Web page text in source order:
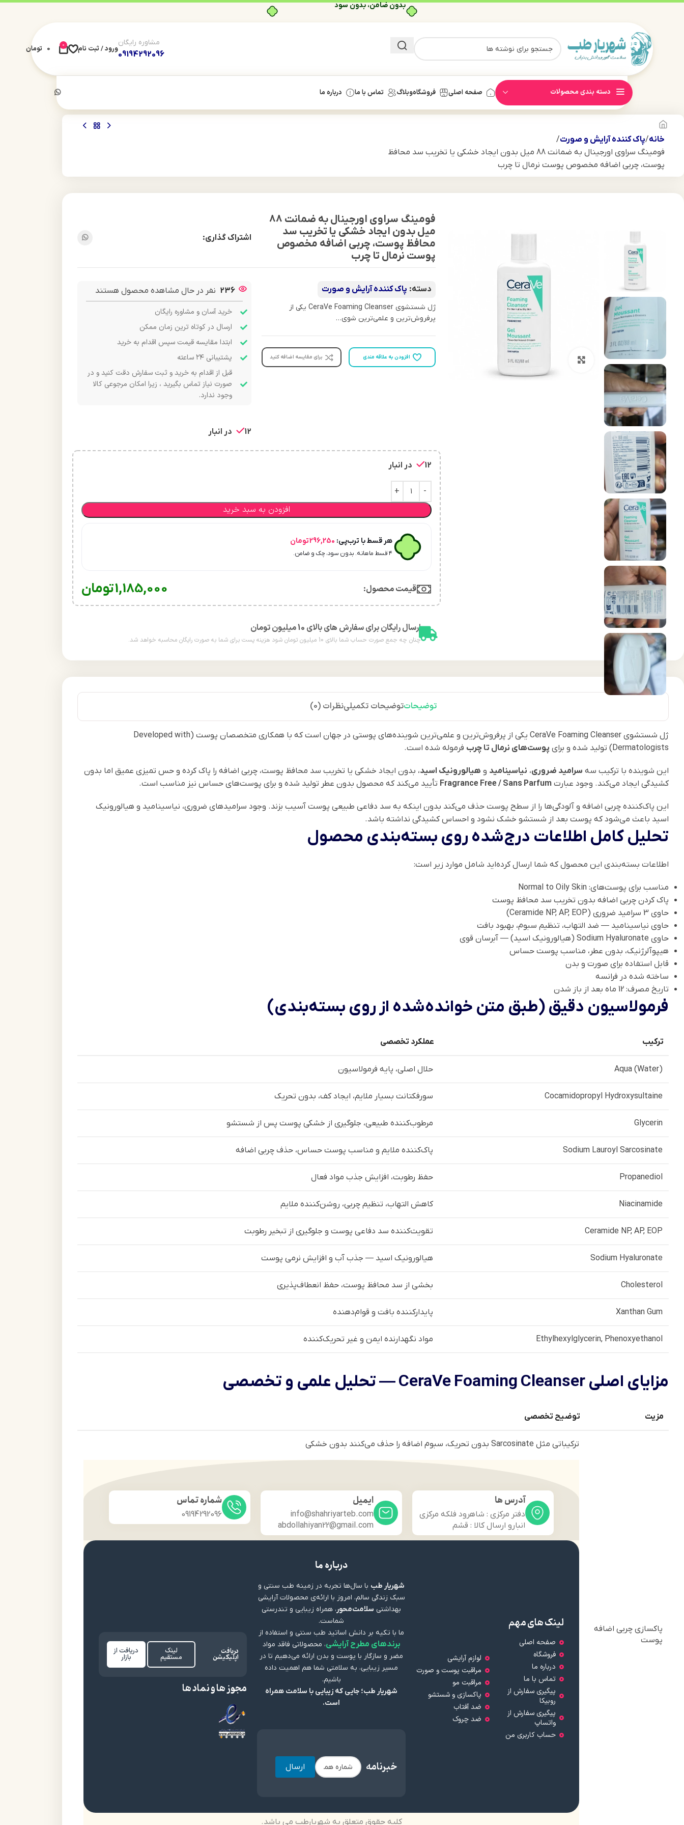
بدون ضامن، بدون سود
مشاوره رایگان
09194292096
ورود / ثبت نام 0
0 تومان
دسته بندی محصولات صفحه اصلی فروشگاهوبلاگ تماس با ما درباره ما
خانه پاک کننده آرایش و صورت
فومینگ سراوی اورجینال به ضمانت 88 میل بدون ایجاد خشکی یا تخریب سد محافظ
پوست، چربی اضافه مخصوص پوست نرمال تا چرب
بزرگنمایی تصویر
فومینگ سراوی اورجینال به ضمانت 88
میل بدون ایجاد خشکی یا تخریب سد
محافظ پوست، چربی اضافه مخصوص
پوست نرمال تا چرب
اشتراک گذاری:
دسته: پاک کننده آرایش و صورت
ژل شستشویCeraVe Foaming Cleanser یکی از
پرفروش‌ترین و علمی‌ترین شوی…
افزودن به علاقه مندی برای مقایسه اضافه کنید
236 نفر در حال مشاهده محصول هستند
خرید آسان و مشاوره رایگان
ارسال در کوتاه ترین زمان ممکن
ابتدا مقایسه قیمت سپس اقدام به خرید
پشتیبانی ۲۴ ساعته
قبل از اقدام به خرید و ثبت سفارش دقت کنید و در
صورت نیاز تماس بگیرید ، زیرا امکان مرجوعی کالا
وجود ندارد.
12 در انبار
12 در انبار
افزودن به سبد خرید
هر قسط با ترب‌پی: 296,250تومان
۴ قسط ماهانه. بدون سود، چک و ضامن.
قیمت محصول:​ 1,185,000تومان
ارسال رایگان برای سفارش های بالای 10 میلیون تومان
چنان چه جمع صورت حساب شما بالای 10 میلیون تومان شود هزینه پست برای شما به صورت رایگان محاسبه خواهد شد.
توضیحاتتوضیحات تکمیلینظرات (0)
ژل شستشوی CeraVe Foaming Cleanser
یکی از پرفروش‌ترین و علمی‌ترین شوینده‌های پوستی در جهان است که با همکاری متخصصان پوست (Developed with
Dermatologists) تولید شده و برای
پوست‌های نرمال تا چرب فرموله شده است.
این شوینده با ترکیب سه سرامید ضروری، نیاسینامید و هیالورونیک اسید، بدون ایجاد خشکی یا تخریب سد محافظ پوست، چربی اضافه را پاک کرده و حس تمیزی عمیق اما بدون
کشیدگی ایجاد می‌کند. وجود عبارت Fragrance Free / Sans Parfum تأیید می‌کند که محصول بدون عطر تولید شده و برای پوست‌های حساس نیز مناسب است.
این پاک‌کننده چربی اضافه و آلودگی‌ها را از سطح پوست حذف می‌کند بدون اینکه به سد دفاعی طبیعی پوست آسیب بزند. وجود سرامیدهای ضروری، نیاسینامید و هیالورونیک
اسید باعث می‌شود که پوست بعد از شستشو خشک نشود و احساس کشیدگی نداشته باشد.
تحلیل کامل اطلاعات درج‌شده روی بسته‌بندی محصول
اطلاعات بسته‌بندی این محصول که شما ارسال کرده‌اید شامل موارد زیر است:
مناسب برای پوست‌های: Normal to Oily Skin
پاک کردن چربی اضافه بدون تخریب سد محافظ پوست
حاوی 3 سرامید ضروری (Ceramide NP, AP, EOP)
حاوی نیاسینامید — ضد التهاب، تنظیم سبوم، بهبود بافت
حاوی Sodium Hyaluronate (هیالورونیک اسید) — آبرسان قوی
هیپوآلرژنیک، بدون عطر، مناسب پوست حساس
قابل استفاده برای صورت و بدن
ساخته شده در فرانسه
تاریخ مصرف: 12 ماه بعد از باز شدن
فرمولاسیون دقیق (طبق متن خوانده‌شده از روی بسته‌بندی)
ترکیب عملکرد تخصصی
Aqua (Water) حلال اصلی، پایه فرمولاسیون
Cocamidopropyl Hydroxysultaine سورفکتانت بسیار ملایم، ایجاد کف، بدون تحریک
Glycerin مرطوب‌کننده طبیعی، جلوگیری از خشکی پوست پس از شستشو
Sodium Lauroyl Sarcosinate پاک‌کننده ملایم و مناسب پوست حساس، حذف چربی اضافه
Propanediol حفظ رطوبت، افزایش جذب مواد فعال
Niacinamide کاهش التهاب، تنظیم چربی، روشن‌کننده ملایم
Ceramide NP, AP, EOP تقویت‌کننده سد دفاعی پوست و جلوگیری از تبخیر رطوبت
Sodium Hyaluronate هیالورونیک اسید — جذب آب و افزایش نرمی پوست
Cholesterol بخشی از سد محافظ پوست، حفظ انعطاف‌پذیری
Xanthan Gum پایدارکننده بافت و قوام‌دهنده
Ethylhexylglycerin, Phenoxyethanol مواد نگهدارنده ایمن و غیر تحریک‌کننده
مزایای اصلی CeraVe Foaming Cleanser — تحلیل علمی و تخصصی
مزیت توضیح تخصصی
پاکسازی چربی اضافه
پوست
ترکیباتی مثل Sarcosinate بدون تحریک، سبوم اضافه را حذف می‌کنند بدون خشکی
آدرس ها
دفتر مرکزی : شاهرود فلکه مرکزی
انبارو ارسال کالا : قشم
ایمیل
info@shahriyarteb.com
abdollahiyan22@gmail.com
شماره تماس
09194292096
لینک های مهم
صفحه اصلی
فروشگاه
درباره ما
تماس با ما
پیگیری سفارش از
روبیکا
پیگیری سفارش از
واتساپ
حساب کاربری من
لوازم آرایشی
مراقبت پوست و صورت
مراقبت مو
پاکسازی و شستشو
ضد آفتاب
ضد چروک
درباره ما
شهریار طب با سال‌ها تجربه در زمینه طب سنتی و
سبک زندگی سالم، امروز با ارائه‌ی محصولات آرایشی
بهداشتی سلامت‌محور، همراه زیبایی و تندرستی
شماست.
ما با تکیه بر دانش اساتید طب سنتی و استفاده از
برندهای مطرح آرایشی، محصولاتی فاقد مواد
مضر و سازگار با پوست و بدن ارائه می‌دهیم تا در
مسیر زیبایی، به سلامتی شما هم اهمیت داده
باشیم.
شهریار طب؛ جایی که زیبایی با سلامت همراه
است.
خبرنامه ارسال
دریافت
اپلیکیشن لینک
مستقیم
دریافت از
بازار
مجوز ها و نماد ها
کلیه حقوق متعلق به شهریارطب می باشد.